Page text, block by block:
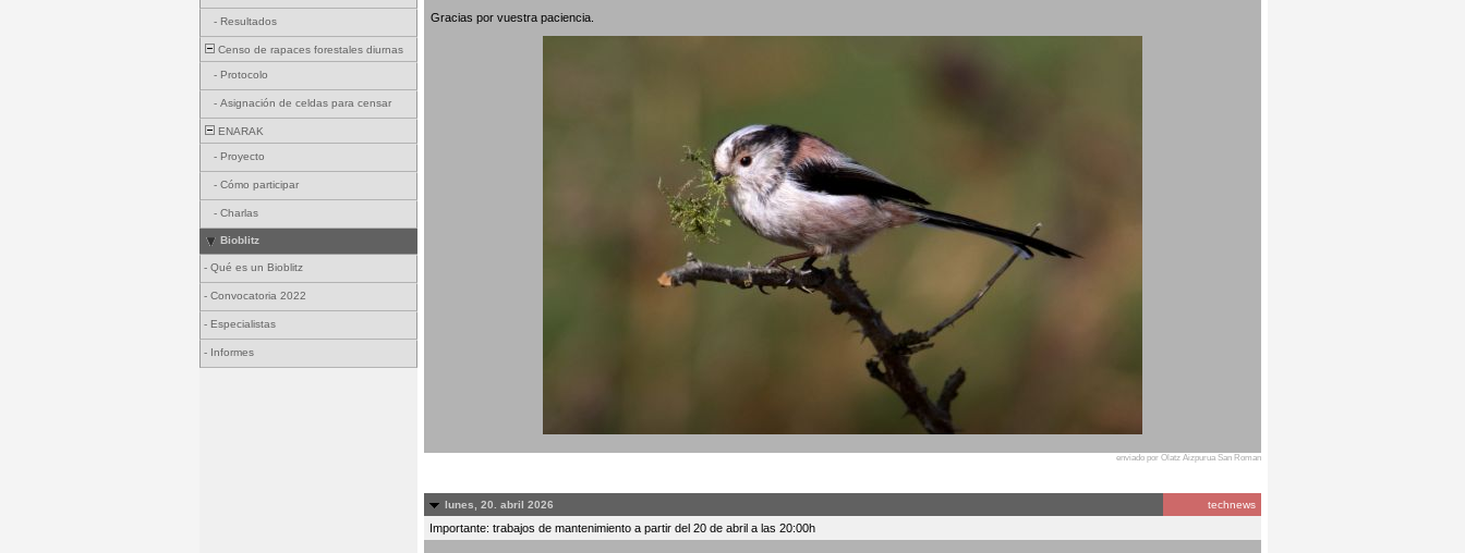
- Resultados
Censo de rapaces forestales diurnas
- Protocolo
- Asignación de celdas para censar
ENARAK
- Proyecto
- Cómo participar
- Charlas
Bioblitz
- Qué es un Bioblitz
- Convocatoria 2022
- Especialistas
- Informes
Gracias por vuestra paciencia.
enviado por Olatz Aizpurua San Roman
lunes, 20. abril 2026 technews
Importante: trabajos de mantenimiento a partir del 20 de abril a las 20:00h